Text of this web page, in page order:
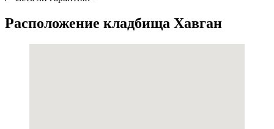
Расположение кладбища Хавган